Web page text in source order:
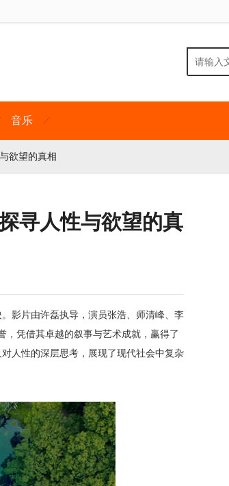
音乐
欲望的真相
寻人性与欲望的真
影片由许磊执导，演员张浩、师清峰、李
，凭借其卓越的叙事与艺术成就，赢得了
人性的深层思考，展现了现代社会中复杂